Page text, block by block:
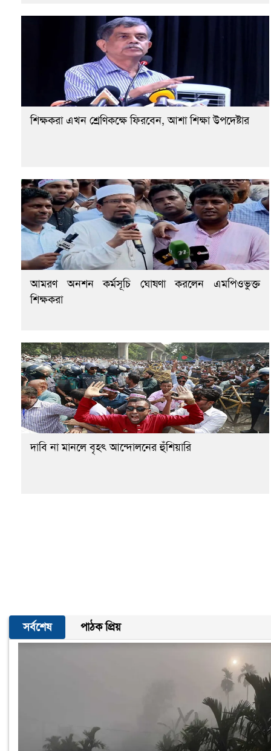
শিক্ষকরা এখন শ্রেণিকক্ষে ফিরবেন, আশা শিক্ষা উপদেষ্টার
আমরণ অনশন কর্মসূচি ঘোষণা করলেন এমপিওভুক্ত
শিক্ষকরা
দাবি না মানলে বৃহৎ আন্দোলনের হুঁশিয়ারি
সর্বশেষ পাঠক প্রিয়